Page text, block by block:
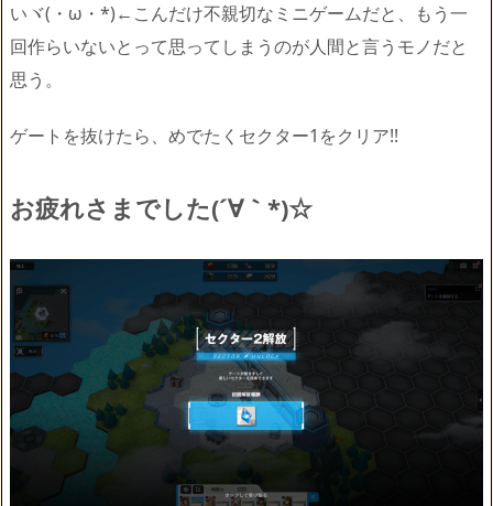
いヾ(・ω・*)←こんだけ不親切なミニゲームだと、もう一
回作らいないとって思ってしまうのが人間と言うモノだと
思う。
ゲートを抜けたら、めでたくセクター1をクリア!!
お疲れさまでした(´∀｀*)☆